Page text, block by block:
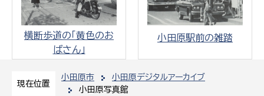
現在位置
小田原市
小田原デジタルアーカイブ
小田原写真館
横断歩道の「黄色のお
ばさん」
小田原駅前の雑踏